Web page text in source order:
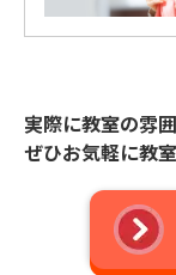
実際に教室の雰
ぜひお気軽に教